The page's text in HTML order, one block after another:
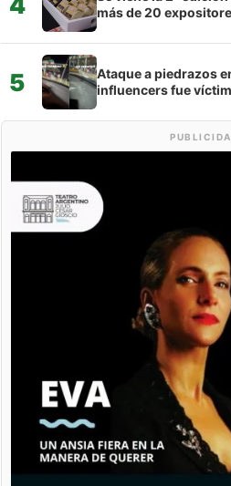
más de 20
5
Ataque a piedrazos
influencers fue